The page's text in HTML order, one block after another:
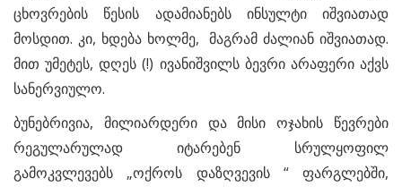
ცხოვრების წესის ადამიანებს ინსულტი იშვიათად
მოსდით. კი, ხდება ხოლმე, მაგრამ ძალიან იშვიათად.
მით უმეტეს, დღეს (!) ივანიშვილს ბევრი არაფერი აქვს
სანერვიულო.
ბუნებრივია, მილიარდერი და მისი ოჯახის წევრები
რეგულარულად იტარებენ სრულყოფილ
გამოკვლევებს „ოქროს დაზღვევის “ ფარგლებში,